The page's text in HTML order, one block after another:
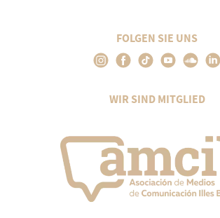
FOLGEN SIE UNS
WIR SIND MITGLIED